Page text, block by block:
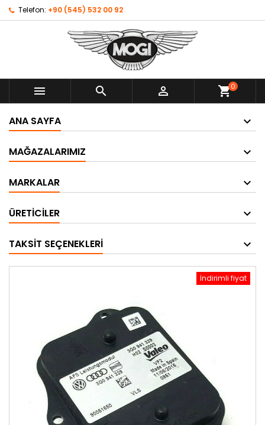
Telefon: +90 (545) 532 00 92
   shopping_cart0
ANA SAYFA
MAĞAZALARIMIZ
MARKALAR
ÜRETICILER
TAKSIT SEÇENEKLERI
İndirimli fiyat